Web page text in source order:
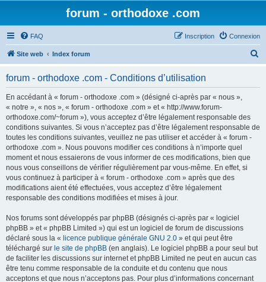
forum - orthodoxe .com
FAQ Connexion
Inscription
Site web Index forum
forum - orthodoxe .com - Conditions d’utilisation
En accédant à « forum - orthodoxe .com » (désigné ci-après par « nous »,
« notre », « nos », « forum - orthodoxe .com » et « http://www.forum-
orthodoxe.com/~forum »), vous acceptez d’être légalement responsable des
conditions suivantes. Si vous n’acceptez pas d’être légalement responsable de
toutes les conditions suivantes, veuillez ne pas utiliser et accéder à « forum -
orthodoxe .com ». Nous pouvons modifier ces conditions à n’importe quel
moment et nous essaierons de vous informer de ces modifications, bien que
nous vous conseillons de vérifier régulièrement par vous-même. En effet, si
vous continuez à participer à « forum - orthodoxe .com » après que des
modifications aient été effectuées, vous acceptez d’être légalement
responsable des conditions modifiées et mises à jour.
Nos forums sont développés par phpBB (désignés ci-après par « logiciel
phpBB » et « phpBB Limited ») qui est un logiciel de forum de discussions
déclaré sous la « licence publique générale GNU 2.0 » et qui peut être
téléchargé sur le site de phpBB (en anglais). Le logiciel phpBB a pour seul but
de faciliter les discussions sur internet et phpBB Limited ne peut en aucun cas
être tenu comme responsable de la conduite et du contenu que nous
acceptons et que nous n’acceptons pas. Pour plus d’informations concernant